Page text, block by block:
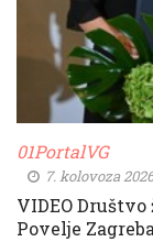
01PortalVG
7. kolovoza
VIDEO
Povelje